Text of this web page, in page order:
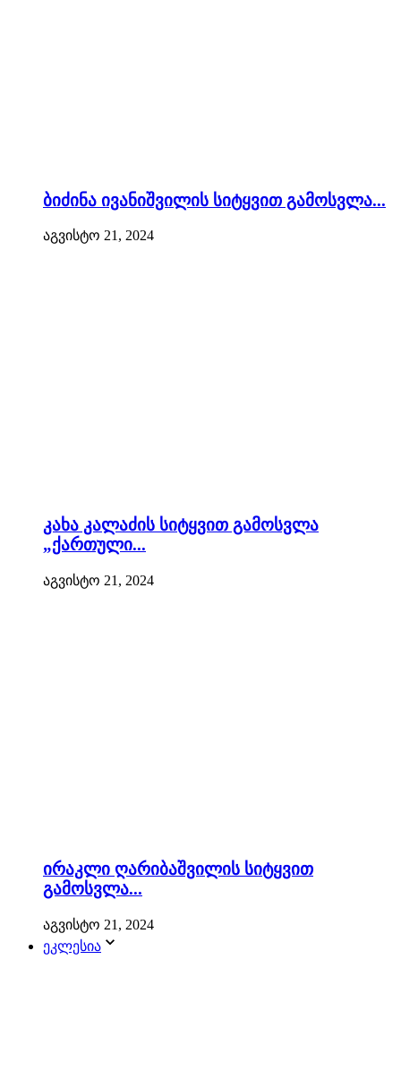
ბიძინა ივანიშვილის სიტყვით გამოსვლა...
აგვისტო 21, 2024
კახა კალაძის სიტყვით გამოსვლა
„ქართული...
აგვისტო 21, 2024
ირაკლი ღარიბაშვილის სიტყვით
გამოსვლა...
აგვისტო 21, 2024
ეკლესია